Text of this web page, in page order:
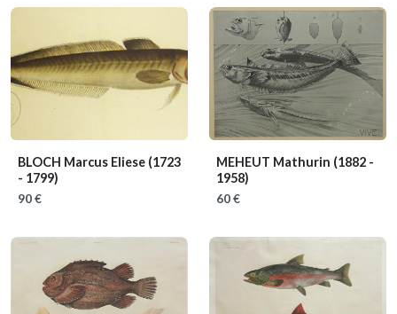
BLOCH Marcus Eliese (1723
- 1799)
90 €
MEHEUT Mathurin (1882 -
1958)
60 €